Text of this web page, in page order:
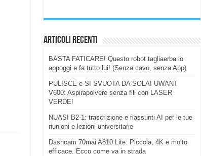
Articoli Recenti
BASTA FATICARE! Questo robot tagliaerba lo
appoggi e fa tutto lui! (Senza cavo, senza App)
PULISCE e SI SVUOTA DA SOLA! UWANT
V600: Aspirapolvere senza fili con LASER
VERDE!
NUASI B2-1: trascrizione e riassunti AI per le tue
riunioni e lezioni universitarie
Dashcam 70mai A810 Lite: Piccola, 4K e molto
efficace. Ecco come va in strada